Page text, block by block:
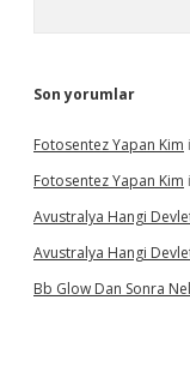
Son yorumlar
Fotosentez Yapan Kim
Fotosentez Yapan Kim
Avustralya Hangi
Avustralya Hangi
Bb Glow Dan Sonra